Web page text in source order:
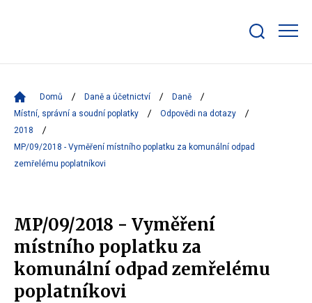
bar
Domů Daně a účetnictví
Daně
Místní, správní a soudní poplatky
Odpovědi na dotazy
2018
MP/09/2018 - Vyměření místního poplatku za komunální odpad
zemřelému poplatníkovi
MP/09/2018 - Vyměření
místního poplatku za
komunální odpad zemřelému
poplatníkovi